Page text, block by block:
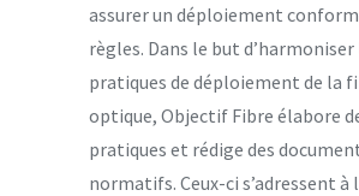
assurer un déploiement
règles. Dans le but d’harmoniser
pratiques de déploiement de la
optique, Objectif Fibre élabore
pratiques et rédige des
normatifs. Ceux-ci s’adressent à